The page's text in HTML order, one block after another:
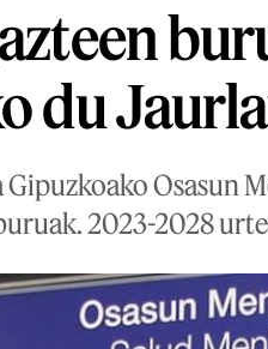
du
Osasun
2023-2028